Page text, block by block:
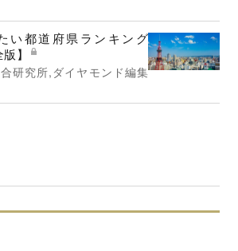
い都道府県ランキング
】
研究所,ダイヤモンド編集